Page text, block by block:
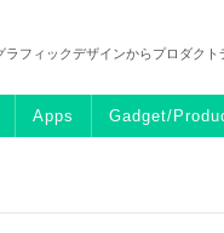
ラフィックデザインからプロダク
Apps Gadget/